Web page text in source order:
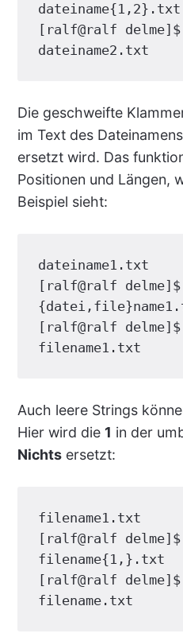
dateiname{1,2}.txt
[ralf@ralf
dateiname2.txt
Die geschweifte
im Text des
ersetzt wird. Das
Positionen und Längen,
Beispiel sieht:
dateiname1.txt
[ralf@ralf delme]$
[ralf@ralf
filename1.txt
Auch leere Strings
Hier wird die 1 in der
Nichtsersetzt:
filename1.txt
[ralf@ralf delme]$
filename{1,}.txt
[ralf@ralf
filename.txt